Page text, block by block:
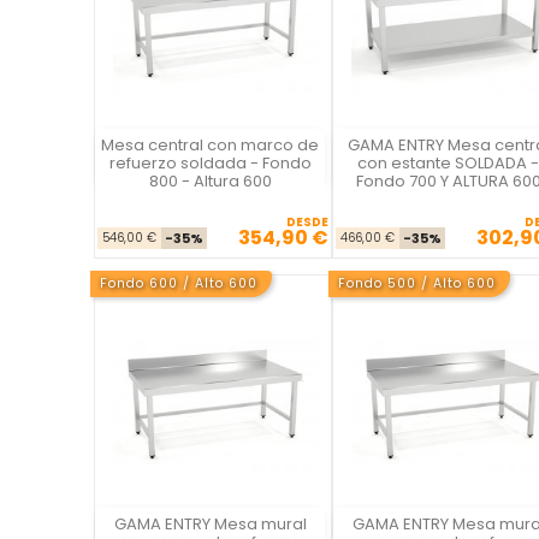
Mesa central con marco de
refuerzo soldada - Fondo
800 - Altura 600
Precio base
546,00 € -35% Precio
DESDE
354,90 €
La Casa del Chef GAMA ENTRY Mesa
con estante SOLDADA -
Fondo 700 Y ALTURA 600
Precio
466,00 € -35%
La Casa del Chef
Fondo 600 / Alto 600
GAMA ENTRY Mesa mural
La Casa del Chef
Fondo 500 / Alto 600
GAMA ENTRY Mesa
La Casa del Chef